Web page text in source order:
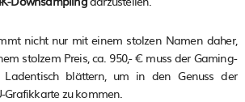
nicht nur mit einem stolzen Namen daher,
stolzem Preis, ca. 950,- € muss der Gaming-
Ladentisch blättern, um in den Genuss der
Grafikkarte zu kommen.